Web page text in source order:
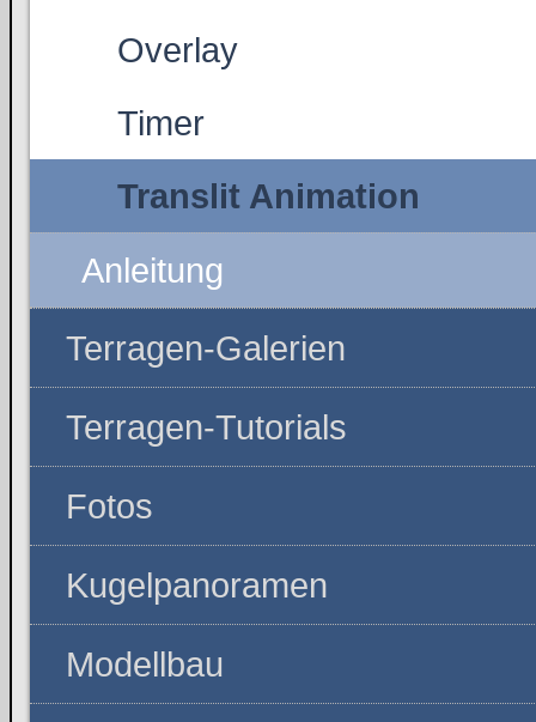
Overlay
Timer
Translit Animation
Anleitung
Terragen-Galerien
Terragen-Tutorials
Fotos
Kugelpanoramen
Modellbau